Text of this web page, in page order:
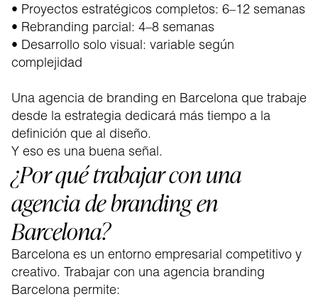
• Proyectos estratégicos completos: 6–12 semanas
• Rebranding parcial: 4–8 semanas
• Desarrollo solo visual: variable según
complejidad
Una agencia de branding en Barcelona que trabaje
desde la estrategia dedicará más tiempo a la
definición que al diseño.
Y eso es una buena señal.
¿Por qué trabajar con una
agencia de branding en
Barcelona?
Barcelona es un entorno empresarial competitivo y
creativo. Trabajar con una agencia branding
Barcelona permite: